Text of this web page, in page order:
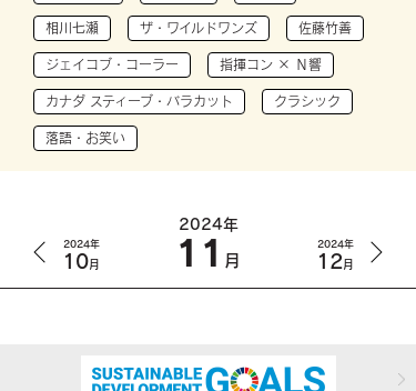
相川七瀬 ザ・ワイルドワンズ 佐藤竹善
ジェイコブ・コーラー 指揮コン × Ｎ響
カナダ スティーブ・バラカット クラシック
落語・お笑い
2024年
10月
2024年
11 月
2024年
12月